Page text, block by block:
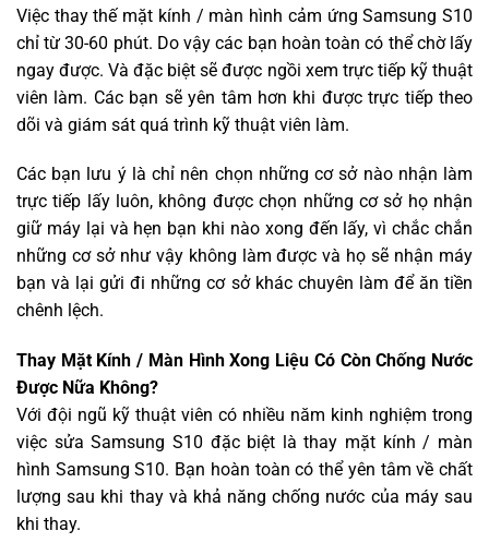
Việc thay thế mặt kính / màn hình cảm ứng Samsung S10
chỉ từ 30-60 phút. Do vậy các bạn hoàn toàn có thể chờ lấy
ngay được. Và đặc biệt sẽ được ngồi xem trực tiếp kỹ thuật
viên làm. Các bạn sẽ yên tâm hơn khi được trực tiếp theo
dõi và giám sát quá trình kỹ thuật viên làm.
Các bạn lưu ý là chỉ nên chọn những cơ sở nào nhận làm
trực tiếp lấy luôn, không được chọn những cơ sở họ nhận
giữ máy lại và hẹn bạn khi nào xong đến lấy, vì chắc chắn
những cơ sở như vậy không làm được và họ sẽ nhận máy
bạn và lại gửi đi những cơ sở khác chuyên làm để ăn tiền
chênh lệch.
Thay Mặt Kính / Màn Hình Xong Liệu Có Còn Chống Nước
Được Nữa Không?
Với đội ngũ kỹ thuật viên có nhiều năm kinh nghiệm trong
việc sửa Samsung S10 đặc biệt là thay mặt kính / màn
hình Samsung S10. Bạn hoàn toàn có thể yên tâm về chất
lượng sau khi thay và khả năng chống nước của máy sau
khi thay.